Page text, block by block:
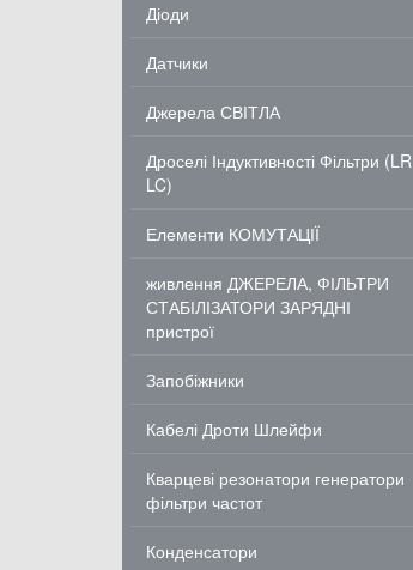
Діоди
Датчики
Джерела СВІТЛА
Дроселі Індуктивності Фільтри (LR
LC)
Елементи КОМУТАЦІЇ
живлення ДЖЕРЕЛА, ФІЛЬТРИ
СТАБІЛІЗАТОРИ ЗАРЯДНІ
пристрої
Запобіжники
Кабелі Дроти Шлейфи
Кварцеві резонатори генератори
фільтри частот
Конденсатори